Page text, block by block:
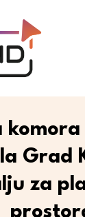
Grad
za